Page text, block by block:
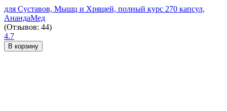
для Суставов, Мышц и Хрящей, полный курс 270 капсул,
АнандаМед
(Отзывов: 44)
4.7
В корзину